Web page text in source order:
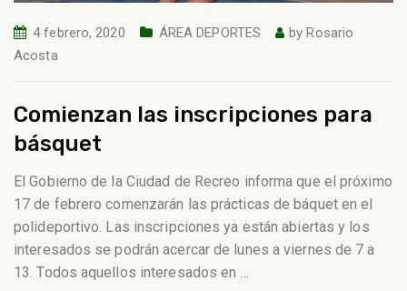
4 febrero, 2020 ÁREA DEPORTES by Rosario
Acosta
Comienzan las inscripciones para
básquet
El Gobierno de la Ciudad de Recreo informa que el próximo
17 de febrero comenzarán las prácticas de báquet en el
polideportivo. Las inscripciones ya están abiertas y los
interesados se podrán acercar de lunes a viernes de 7 a
13. Todos aquellos interesados en…